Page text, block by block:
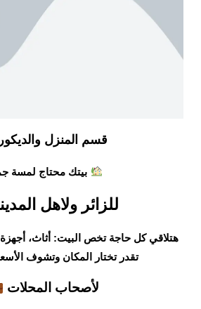
قسم المنزل والديكور
للزائر ولاهل
هتلاقي كل حاجة تخص البيت: أثاث،
تقدر تختار المكان وتشوف
لأصحاب المحلات